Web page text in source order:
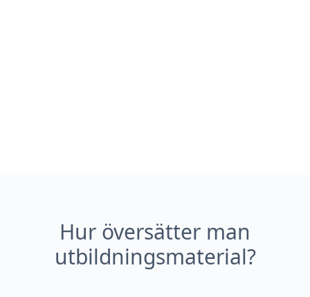
Hur översätter man
utbildningsmaterial?